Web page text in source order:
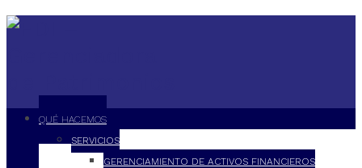
QUÉ HACEMOS
SERVICIOS
GERENCIAMIENTO DE ACTIVOS FINANCIEROS